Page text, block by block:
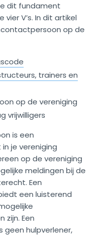
dit fundament
V’s. In dit artikel
op de
trainers en
op de vereniging
vrijwilligers
is een
je vereniging
op de vereniging
meldingen bij de
Een
een luisterend
zijn. Een
hulpverlener,